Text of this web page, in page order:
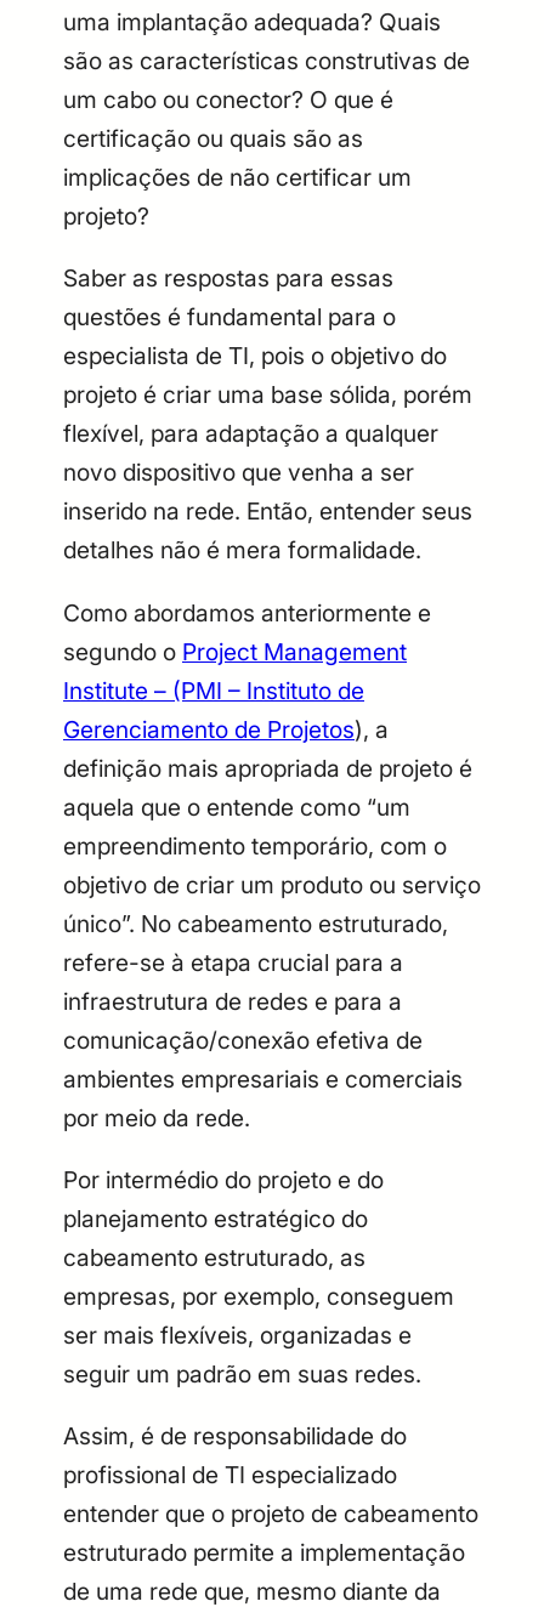
uma implantação adequada? Quais
são as características construtivas de
um cabo ou conector? O que é
certificação ou quais são as
implicações de não certificar um
projeto?
Saber as respostas para essas
questões é fundamental para o
especialista de TI, pois o objetivo do
projeto é criar uma base sólida, porém
flexível, para adaptação a qualquer
novo dispositivo que venha a ser
inserido na rede. Então, entender seus
detalhes não é mera formalidade.
Como abordamos anteriormente e
segundo o Project Management
Institute – (PMI – Instituto de
Gerenciamento de Projetos), a
definição mais apropriada de projeto é
aquela que o entende como “um
empreendimento temporário, com o
objetivo de criar um produto ou serviço
único”. No cabeamento estruturado,
refere-se à etapa crucial para a
infraestrutura de redes e para a
comunicação/conexão efetiva de
ambientes empresariais e comerciais
por meio da rede.
Por intermédio do projeto e do
planejamento estratégico do
cabeamento estruturado, as
empresas, por exemplo, conseguem
ser mais flexíveis, organizadas e
seguir um padrão em suas redes.
Assim, é de responsabilidade do
profissional de TI especializado
entender que o projeto de cabeamento
estruturado permite a implementação
de uma rede que, mesmo diante da